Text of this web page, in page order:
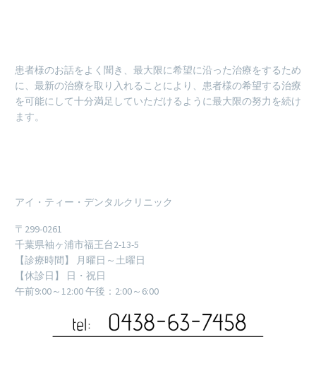
患者様のお話をよく聞き、最大限に希望に沿った治療をするため
に、最新の治療を取り入れることにより、患者様の希望する治療
を可能にして十分満足していただけるように最大限の努力を続け
ます。
アイ・ティー・デンタルクリニック
〒299-0261
千葉県袖ヶ浦市福王台2-13-5
【診療時間】 月曜日～土曜日
【休診日】 日・祝日
午前9:00～12:00 午後：2:00～6:00